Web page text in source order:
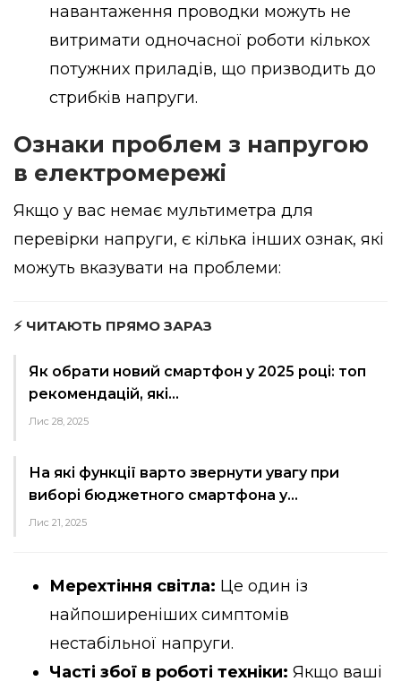
навантаження проводки можуть не
витримати одночасної роботи кількох
потужних приладів, що призводить до
стрибків напруги.
Ознаки проблем з напругою
в електромережі
Якщо у вас немає мультиметра для
перевірки напруги, є кілька інших ознак, які
можуть вказувати на проблеми:
⚡ ЧИТАЮТЬ ПРЯМО ЗАРАЗ
Як обрати новий смартфон у 2025 році: топ
рекомендацій, які…
Лис 28, 2025
На які функції варто звернути увагу при
виборі бюджетного смартфона у…
Лис 21, 2025
Мерехтіння світла: Це один із
найпоширеніших симптомів
нестабільної напруги.
Часті збої в роботі техніки: Якщо ваші